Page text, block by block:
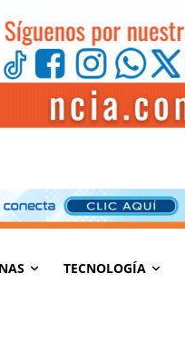
TECNOLOGÍA